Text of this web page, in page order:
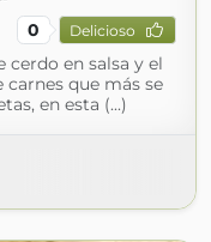
0 Delicioso
cerdo en salsa y el
que más se
en esta (...)